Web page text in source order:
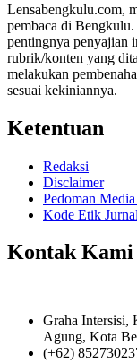
Lensabengkulu.com,
pembaca di
pentingnya penyajian
rubrik/konten yang
melakukan
sesuai kekiniannya.
Ketentuan
Redaksi
Disclaimer
Pedoman
Kode Etik
Kontak Kami
Graha Intersisi,
Agung, Kota
(+62)